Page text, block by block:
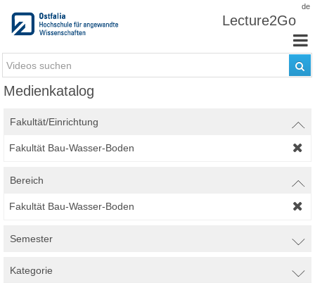
de
Lecture2Go
Medienkatalog
Fakultät/Einrichtung
Fakultät Bau-Wasser-Boden
Bereich
Fakultät Bau-Wasser-Boden
Semester
Kategorie